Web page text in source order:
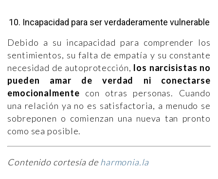
10. Incapacidad para ser verdaderamente vulnerable
Debido a su incapacidad para comprender los
sentimientos, su falta de empatía y su constante
necesidad de autoprotección, los narcisistas no
pueden amar de verdad ni conectarse
emocionalmente con otras personas. Cuando
una relación ya no es satisfactoria, a menudo se
sobreponen o comienzan una nueva tan pronto
como sea posible.
Contenido cortesía de harmonia.la